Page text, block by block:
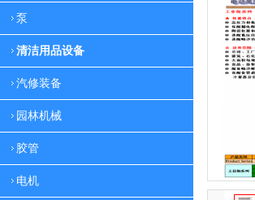
泵
清洁用品设备
汽修装备
园林机械
胶管
电机